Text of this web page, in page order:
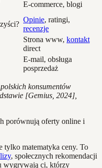
E-commerce, blogi
Opinie, ratingi,
recenzje
Strona www, kontakt
direct
E-mail, obsługa
posprzedaż
konsumentów
[Gemius, 2024],
tylko matematyka ceny. To
, społecznych rekomendacji
wygrywają ci, którzy